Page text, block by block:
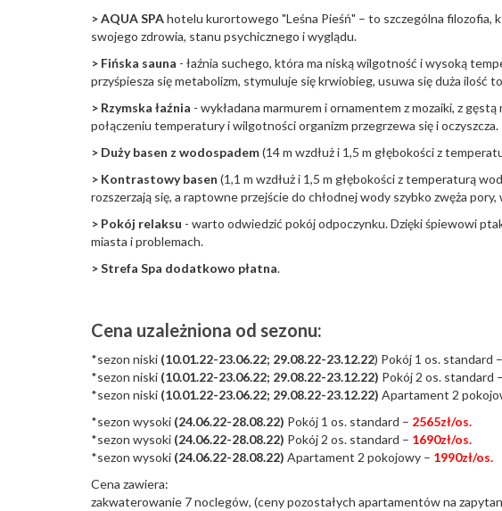
> AQUA SPAhotelu kurortowego "Leśna Pieśń" – to szczególna filozofia,
swojego zdrowia, stanu psychicznego i wyglądu.
> Fińska sauna - łaźnia suchego, która ma niską wilgotność i wysoką
przyśpiesza się metabolizm, stymuluje się krwiobieg, usuwa się duża ilość
> Rzymska łaźnia - wykładana marmurem i ornamentem z mozaiki, z
połączeniu temperatury i wilgotności organizm przegrzewa się i oczyszcza.
> Duży basen z wodospadem(14 m wzdłuż i 1,5 m głębokości z
> Kontrastowy basen (1,1 m wzdłuż i 1,5 m głębokości z temperaturą
rozszerzają się, a raptowne przejście do chłodnej wody szybko zwęża
> Pokój relaksu - warto odwiedzić pokój odpoczynku. Dzięki śpiewowi
miasta i problemach.
> Strefa Spa dodatkowo płatna.
Cena uzależniona od sezonu:
*sezon niski (10.01.22-23.06.22; 29.08.22-23.12.22) Pokój 1 os. standard –
*sezon niski (10.01.22-23.06.22; 29.08.22-23.12.22) Pokój 2 os. standard –
*sezon niski (10.01.22-23.06.22; 29.08.22-23.12.22) Apartament 2
*sezon wysoki (24.06.22-28.08.22) Pokój 1 os. standard – 2565zł/os.
*sezon wysoki (24.06.22-28.08.22) Pokój 2 os. standard – 1690zł/os.
*sezon wysoki (24.06.22-28.08.22) Apartament 2 pokojowy – 1990zł/os.
Cena zawiera:
zakwaterowanie 7 noclegów, (ceny pozostałych apartamentów na